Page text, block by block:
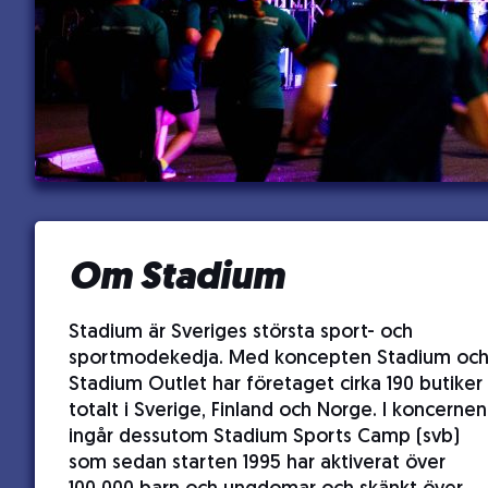
Om Stadium
Stadium är Sveriges största sport- och
sportmodekedja. Med koncepten Stadium och
Stadium Outlet har företaget cirka 190 butiker
totalt i Sverige, Finland och Norge. I koncernen
ingår dessutom Stadium Sports Camp (svb)
som sedan starten 1995 har aktiverat över